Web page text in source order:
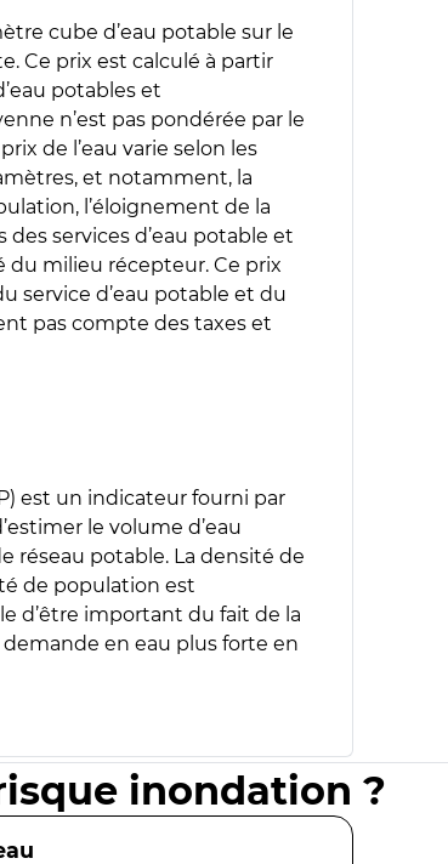
cube d’eau potable sur le
Ce prix est calculé à partir
potables et
n’est pas pondérée par le
de l’eau varie selon les
et notamment, la
l’éloignement de la
services d’eau potable et
du milieu récepteur. Ce prix
service d’eau potable et du
pas compte des taxes et
est un indicateur fourni par
le volume d’eau
réseau potable. La densité de
de population est
d’être important du fait de la
en eau plus forte en
inondation ?